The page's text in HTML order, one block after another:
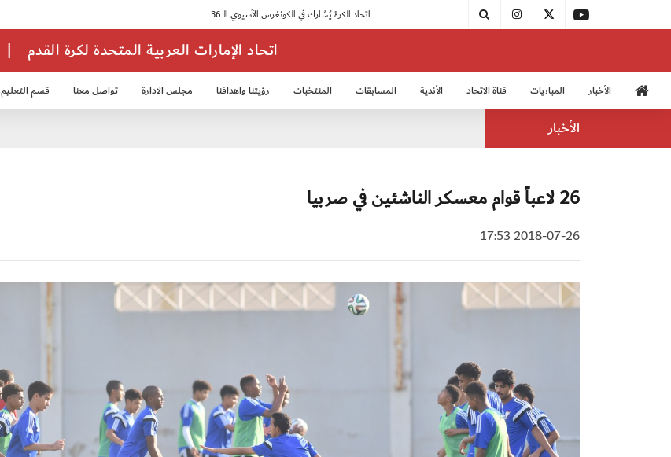
| اتحاد الإمارات العربية المتحدة لكرة القدم
الأخبار المباريات قناة الاتحاد الأندية المسابقات المنتخبات رؤيتنا واهدافنا مجلس الادارة تواصل معنا قسم التعليم
الأخبار
26 لاعباً قوام معسكر الناشئين في صربيا
2018-07-26 17:53